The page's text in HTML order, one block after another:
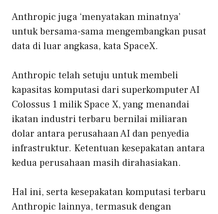
Anthropic juga ‘menyatakan minatnya’
untuk bersama-sama mengembangkan pusat
data di luar angkasa, kata SpaceX.
Anthropic telah setuju untuk membeli
kapasitas komputasi dari superkomputer AI
Colossus 1 milik Space X, yang menandai
ikatan industri terbaru bernilai miliaran
dolar antara perusahaan AI dan penyedia
infrastruktur. Ketentuan kesepakatan antara
kedua perusahaan masih dirahasiakan.
Hal ini, serta kesepakatan komputasi terbaru
Anthropic lainnya, termasuk dengan